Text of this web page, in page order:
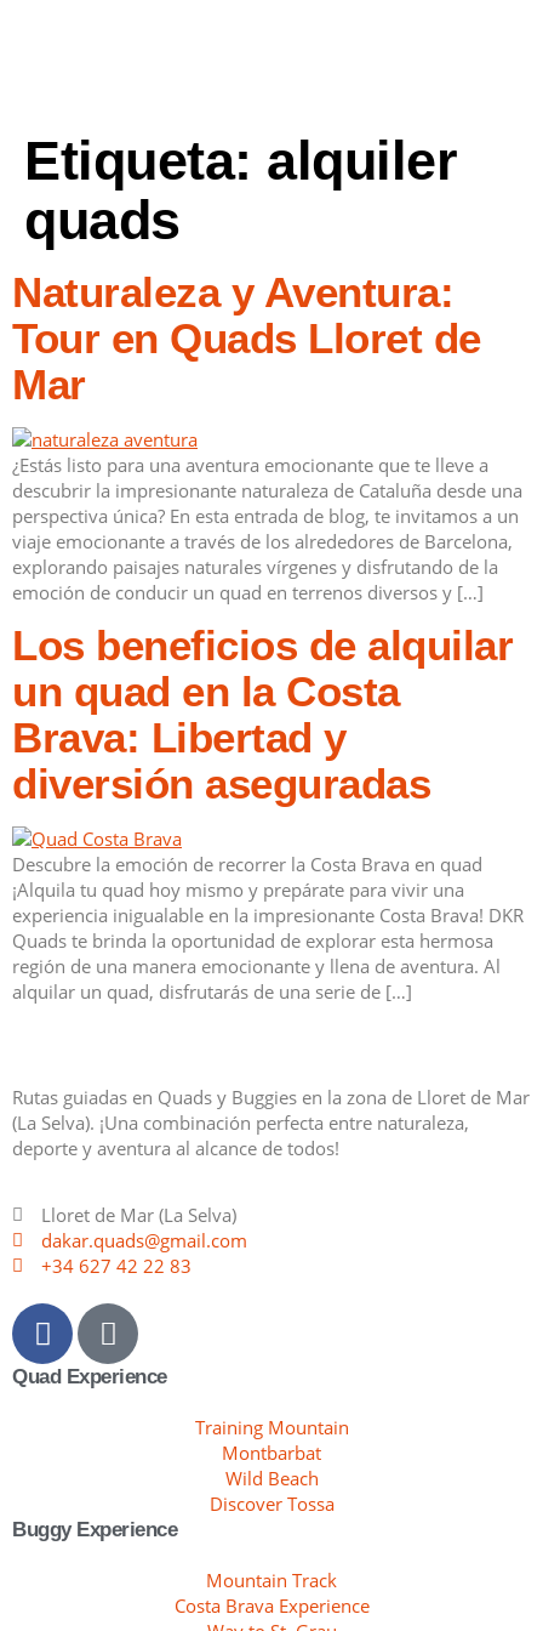
Etiqueta: alquiler
quads
Naturaleza y Aventura:
Tour en Quads Lloret de
Mar
¿Estás listo para una aventura emocionante que te lleve a
descubrir la impresionante naturaleza de Cataluña desde una
perspectiva única? En esta entrada de blog, te invitamos a un
viaje emocionante a través de los alrededores de Barcelona,
explorando paisajes naturales vírgenes y disfrutando de la
emoción de conducir un quad en terrenos diversos y […]
Los beneficios de alquilar
un quad en la Costa
Brava: Libertad y
diversión aseguradas
Descubre la emoción de recorrer la Costa Brava en quad
¡Alquila tu quad hoy mismo y prepárate para vivir una
experiencia inigualable en la impresionante Costa Brava! DKR
Quads te brinda la oportunidad de explorar esta hermosa
región de una manera emocionante y llena de aventura. Al
alquilar un quad, disfrutarás de una serie de […]
Rutas guiadas en Quads y Buggies en la zona de Lloret de Mar
(La Selva). ¡Una combinación perfecta entre naturaleza,
deporte y aventura al alcance de todos!
Lloret de Mar (La Selva)
dakar.quads@gmail.com
+34 627 42 22 83
Quad Experience
Training Mountain
Montbarbat
Wild Beach
Discover Tossa
Buggy Experience
Mountain Track
Costa Brava Experience